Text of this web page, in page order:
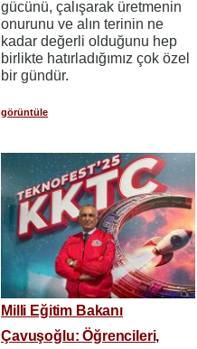
gücünü, çalışarak üretmenin
onurunu ve alın terinin ne
kadar değerli olduğunu hep
birlikte hatırladığımız çok özel
bir gündür.
görüntüle
Milli Eğitim Bakanı
Çavuşoğlu: Öğrencileri,